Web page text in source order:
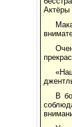
Актёры
В